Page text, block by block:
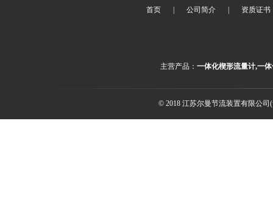
首页 公司简介 资质证书
主营产品：一体化楔形流量计,一
© 2018 江苏尔曼节流装置有限公司